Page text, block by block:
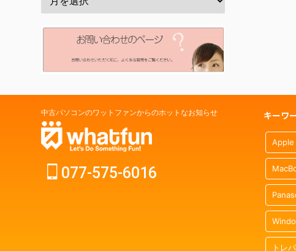
キーワ
Apple
トレ
中古パソコンのワットファンからのホットなお知らせ
077-575-6016